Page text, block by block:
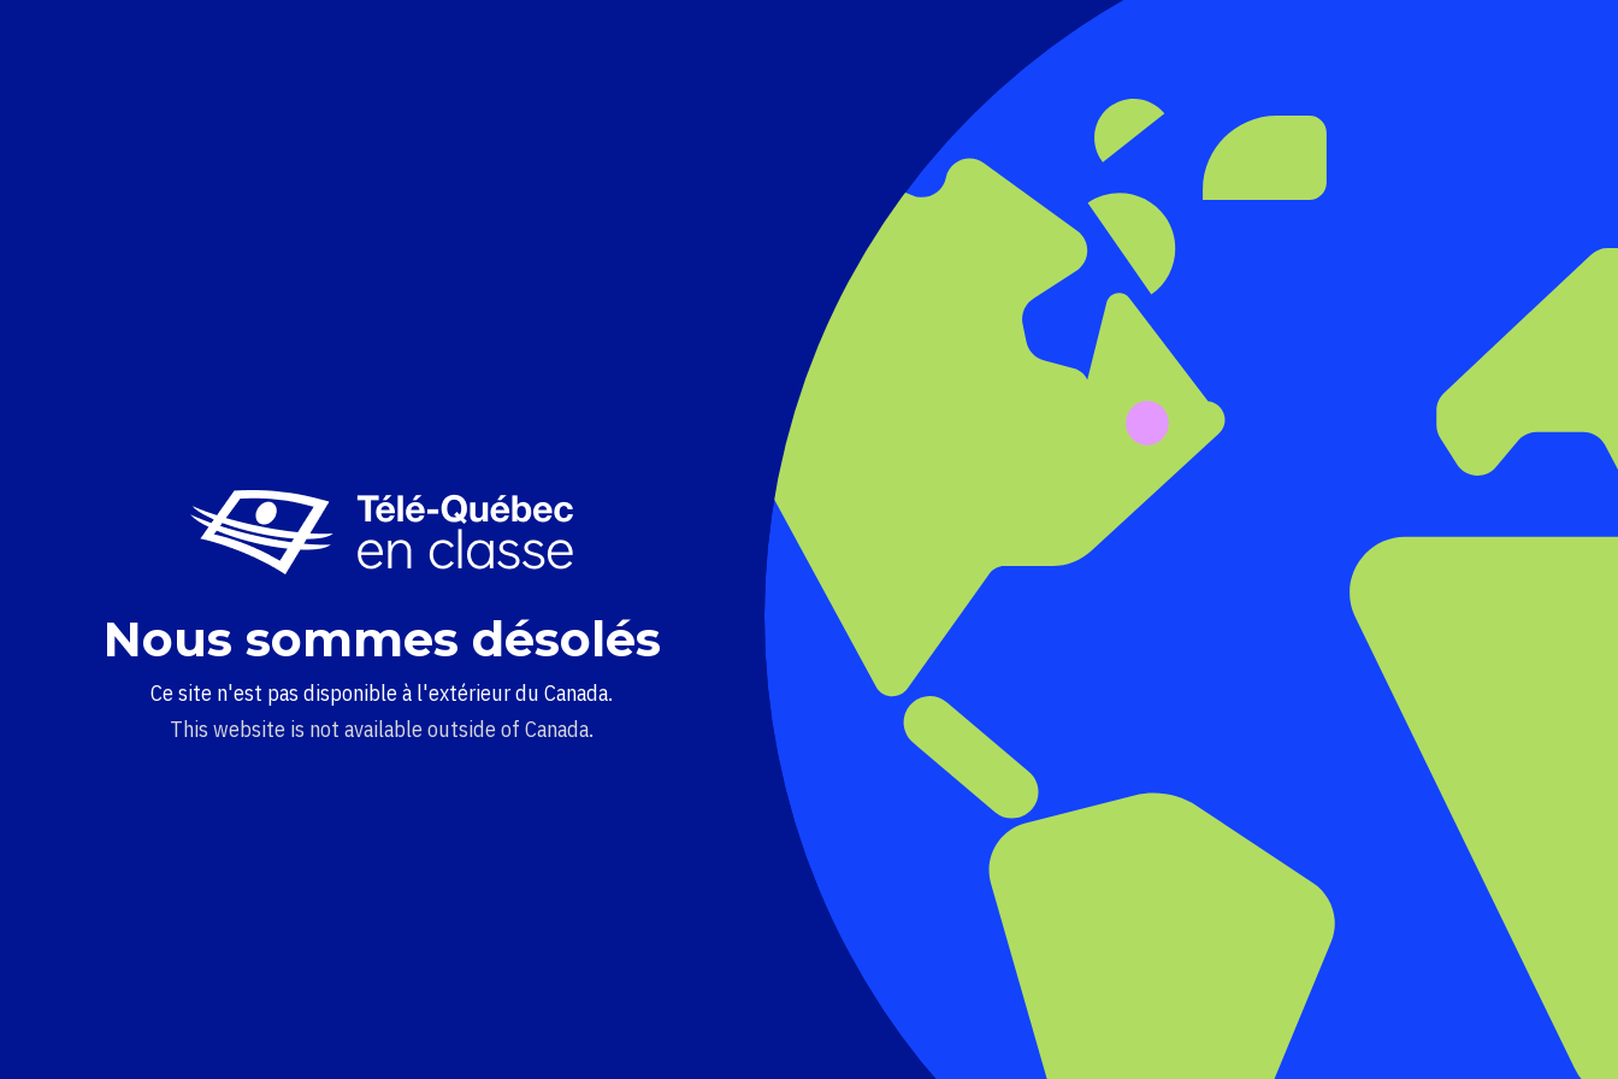
Nous sommes désolés
Ce site n'est pas disponible à l'extérieur du Canada.
This website is not available outside of Canada.